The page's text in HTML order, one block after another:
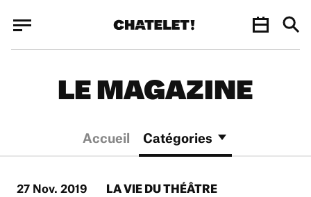
LE MAGAZINE
Accueil Catégories
27 Nov. 2019 LA VIE DU THÉÂTRE